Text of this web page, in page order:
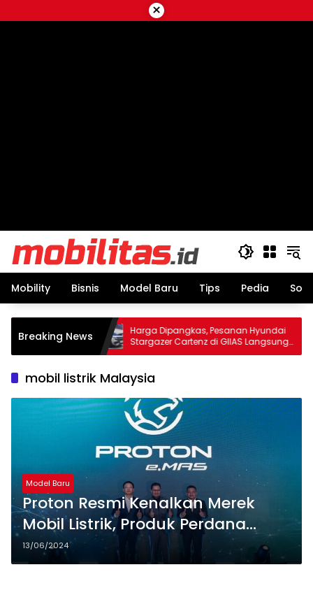
to
×
Mobility Bisnis Model Baru Tips Pedia
Breaking News
Sasis
Segmen
Harga Dipangkas, Pesanan Hyundai
Stargazer Cartenz di GIIAS Langsung
Ngegas
mobil listrik Malaysia
Model Baru
Proton Resmi Kenalkan Merek
Mobil Listrik, Produk Perdana
Meluncur Tahun 2025
13/06/2024